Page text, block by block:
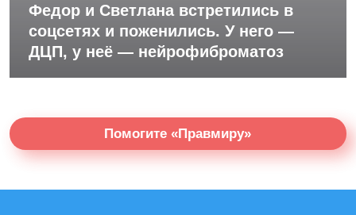
Федор и Светлана встретились в
соцсетях и поженились. У него —
ДЦП, у неё — нейрофиброматоз
Помогите «Правмиру»